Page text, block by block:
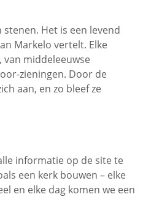
Het is een levend
Markelo vertelt. Elke
middeleeuwse
zieningen. Door de
aan, en zo bleef ze
informatie op de site te
een kerk bouwen – elke
en elke dag komen we een